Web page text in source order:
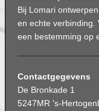
Bij Lomari
en echte verbinding.
een bestemming op
Contactgegevens
De Bronkade 1
5247MR 's-